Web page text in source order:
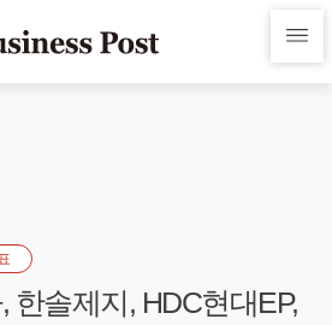
한솔제지, HDC현대EP,